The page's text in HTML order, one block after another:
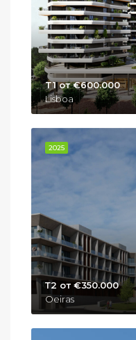
T1 от €600.000
Lisboa
2025
Т2 от €350.000
Oeiras